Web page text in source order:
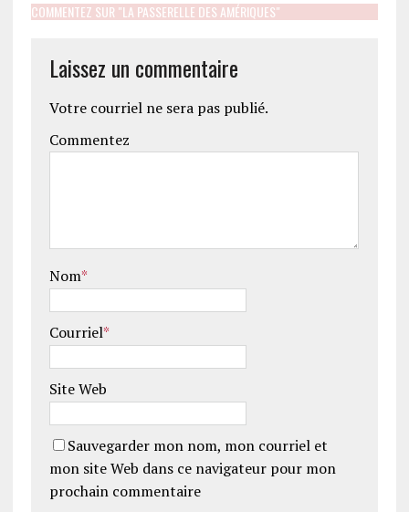
COMMENTEZ SUR "LA PASSERELLE DES AMÉRIQUES"
Laissez un commentaire
Votre courriel ne sera pas publié.
Commentez
Nom*
Courriel*
Site Web
Sauvegarder mon nom, mon courriel et
mon site Web dans ce navigateur pour mon
prochain commentaire